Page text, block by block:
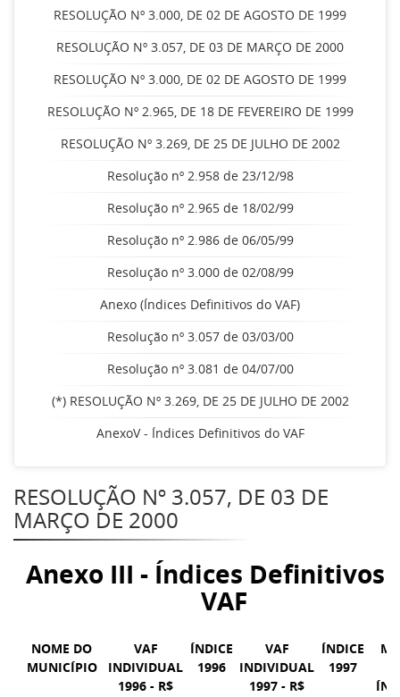
RESOLUÇÃO Nº 3.000, DE 02 DE AGOSTO DE 1999
RESOLUÇÃO Nº 3.057, DE 03 DE MARÇO DE 2000
RESOLUÇÃO Nº 3.000, DE 02 DE AGOSTO DE 1999
RESOLUÇÃO Nº 2.965, DE 18 DE FEVEREIRO DE 1999
RESOLUÇÃO Nº 3.269, DE 25 DE JULHO DE 2002
Resolução nº 2.958 de 23/12/98
Resolução nº 2.965 de 18/02/99
Resolução nº 2.986 de 06/05/99
Resolução nº 3.000 de 02/08/99
Anexo (Índices Definitivos do VAF)
Resolução nº 3.057 de 03/03/00
Resolução nº 3.081 de 04/07/00
(*) RESOLUÇÃO Nº 3.269, DE 25 DE JULHO DE 2002
AnexoV - Índices Definitivos do VAF
RESOLUÇÃO Nº 3.057, DE 03 DE
MARÇO DE 2000
Anexo III - Índices Definitivos
VAF
NOME DO
MUNICÍPIO
VAF
INDIVIDUAL
1996 - R$
ÍNDICE
1996
VAF
INDIVIDUAL
1997 - R$
ÍNDICE
1997